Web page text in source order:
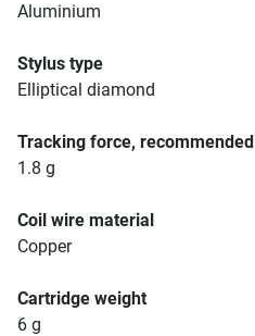
Aluminium
Stylus type
Elliptical diamond
Tracking force, recommended
1.8 g
Coil wire material
Copper
Cartridge weight
6 g